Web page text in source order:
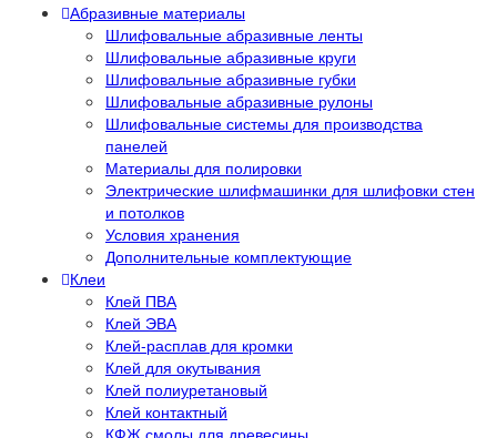
Абразивные материалы
Шлифовальные абразивные ленты
Шлифовальные абразивные круги
Шлифовальные абразивные губки
Шлифовальные абразивные рулоны
Шлифовальные системы для производства
панелей
Материалы для полировки
Электрические шлифмашинки для шлифовки стен
и потолков
Условия хранения
Дополнительные комплектующие
Клеи
Клей ПВА
Клей ЭВА
Клей-расплав для кромки
Клей для окутывания
Клей полиуретановый
Клей контактный